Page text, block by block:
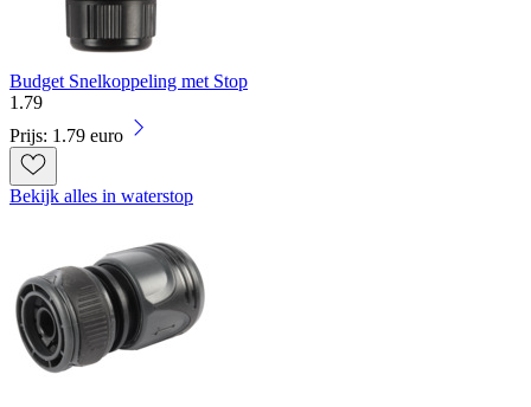
Budget Snelkoppeling met Stop
1 .79
Prijs: 1.79 euro
Bekijk alles in waterstop